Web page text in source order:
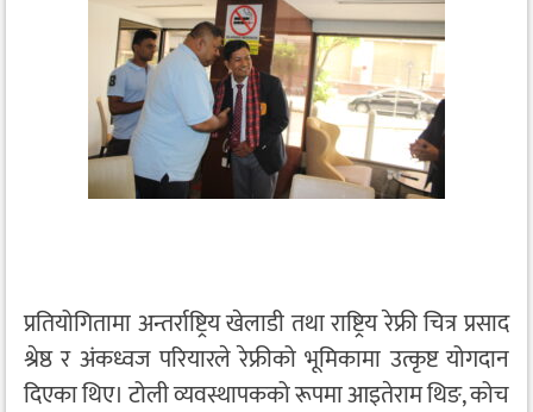
प्रतियोगितामा अन्तर्राष्ट्रिय खेलाडी तथा राष्ट्रिय रेफ्री चित्र प्रसाद
श्रेष्ठ र अंकध्वज परियारले रेफ्रीको भूमिकामा उत्कृष्ट योगदान
दिएका थिए। टोली व्यवस्थापकको रूपमा आइतेराम थिङ, कोच